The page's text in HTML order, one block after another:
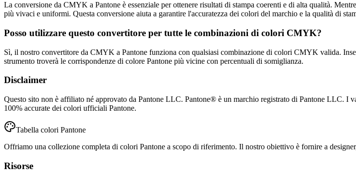
La conversione da CMYK a Pantone è essenziale per ottenere risultati di stampa coerenti e di alta qualità.
più vivaci e uniformi. Questa conversione aiuta a garantire l'accuratezza dei colori del marchio e la qualità di
Posso utilizzare questo convertitore per tutte le combinazioni di colori CMYK?
Sì, il nostro convertitore da CMYK a Pantone funziona con qualsiasi combinazione di colori CMYK valida.
strumento troverà le corrispondenze di colore Pantone più vicine con percentuali di somiglianza.
Disclaimer
Questo sito non è affiliato né approvato da Pantone LLC. Pantone® è un marchio registrato di Pantone LLC. I
100% accurate dei colori ufficiali Pantone.
Tabella colori Pantone
Offriamo una collezione completa di colori Pantone a scopo di riferimento. Il nostro obiettivo è fornire a
Risorse